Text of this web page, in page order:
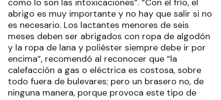
abrigo es muy importante y no hay que salir si no
es necesario. Los lactantes menores de seis
meses deben ser abrigados con ropa de algodón
y la ropa de lana y poliéster siempre debe ir por
encima”, recomendó al reconocer que “la
calefacción a gas o eléctrica es costosa, sobre
todo fuera de bulevares; pero un brasero no, de
ninguna manera, porque provoca este tipo de